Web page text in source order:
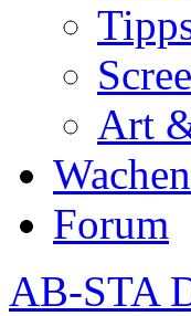
Art
Forum
AB-STA